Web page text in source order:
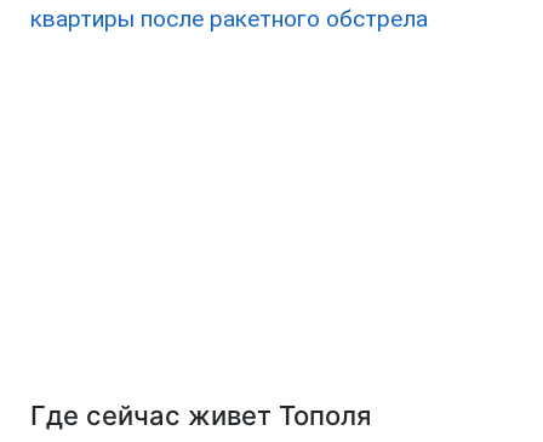
квартиры после ракетного обстрела
Где сейчас живет Тополя